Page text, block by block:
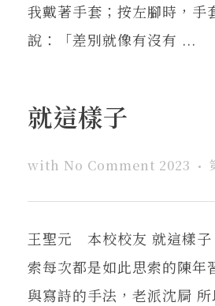
我戴著手套；按左腳時，手
說：「差別就像有沒有 ...
就這樣子
with No Comment 2023
王聖元 本校校友 就這樣子
索每次都是如此思索的陳年
與寫詩的手法，老派沈屙 所